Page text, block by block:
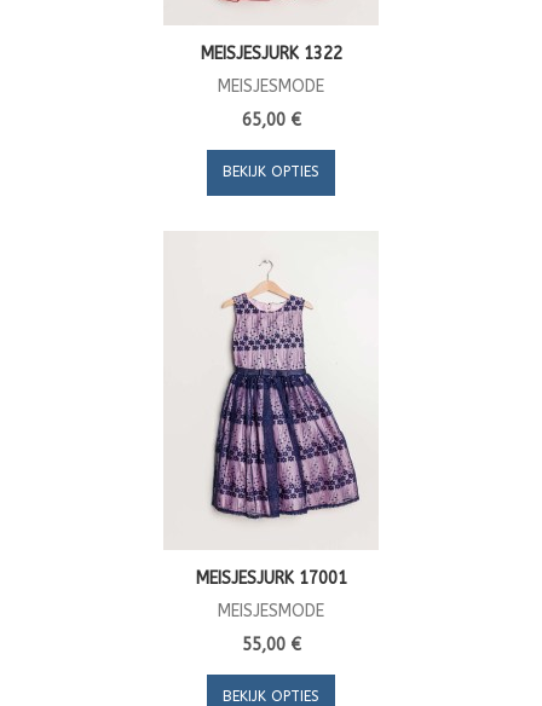
MEISJESJURK 1322
MEISJESMODE
65,00 €
BEKIJK OPTIES
MEISJESJURK 17001
MEISJESMODE
55,00 €
BEKIJK OPTIES